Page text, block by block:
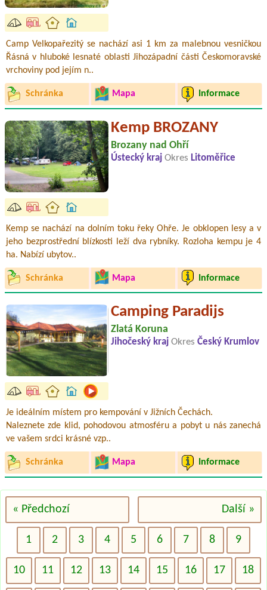
Camp Velkopařezitý se nachází asi 1 km za malebnou vesničkou
Řásná v hluboké lesnaté oblasti Jihozápadní části Českomoravské
vrchoviny pod jejím n..
Schránka Mapa Informace
Kemp BROZANY
Brozany nad Ohří
Ústecký kraj Okres Litoměřice
Kemp se nachází na dolním toku řeky Ohře. Je obklopen lesy a v
jeho bezprostřední blízkosti leží dva rybníky. Rozloha kempu je 4
ha. Nabízí ubytov..
Schránka Mapa Informace
Camping Paradijs
Zlatá Koruna
Jihočeský kraj Okres Český Krumlov
Je ideálním místem pro kempování v Jižních Čechách.
Naleznete zde klid, pohodovou atmosféru a pobyt u nás zanechá
ve vašem srdci krásné vzp..
Schránka Mapa Informace
« Předchozí Další »
1 2 3 4 5 6 7 8 9
10 11 12 13 14 15 16 17 18